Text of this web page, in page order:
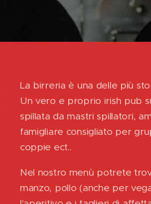
La birreria è una delle più
Un vero e proprio irish pub
spillata da mastri spillatori,
famigliare consigliato per
coppie ect..
Nel nostro menù potrete
manzo, pollo (anche per